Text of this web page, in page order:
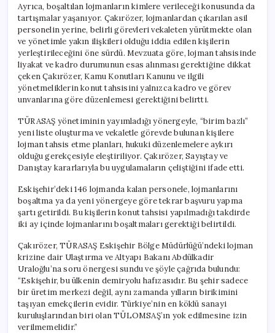
Ayrıca, boşaltılan lojmanların kimlere verileceği konusunda da
tartışmalar yaşanıyor. Çakırözer, lojmanlardan çıkarılan asil
personelin yerine, belirli görevleri vekaleten yürütmekte olan
ve yönetimle yakın ilişkileri olduğu iddia edilen kişilerin
yerleştirileceğini öne sürdü. Mevzuata göre, lojman tahsisinde
liyakat ve kadro durumunun esas alınması gerektiğine dikkat
çeken Çakırözer, Kamu Konutları Kanunu ve ilgili
yönetmeliklerin konut tahsisini yalnızca kadro ve görev
unvanlarına göre düzenlemesi gerektiğini belirtti.
TÜRASAŞ yönetiminin yayımladığı yönergeyle, “birim bazlı”
yeni liste oluşturma ve vekaletle görevde bulunan kişilere
lojman tahsis etme planları, hukuki düzenlemelere aykırı
olduğu gerekçesiyle eleştiriliyor. Çakırözer, Sayıştay ve
Danıştay kararlarıyla bu uygulamaların çeliştiğini ifade etti.
Eskişehir’deki 146 lojmanda kalan personele, lojmanlarını
boşaltma ya da yeni yönergeye göre tekrar başvuru yapma
şartı getirildi. Bu kişilerin konut tahsisi yapılmadığı takdirde
iki ay içinde lojmanlarını boşaltmaları gerektiği belirtildi.
Çakırözer, TÜRASAŞ Eskişehir Bölge Müdürlüğü’ndeki lojman
krizine dair Ulaştırma ve Altyapı Bakanı Abdülkadir
Uraloğlu’na soru önergesi sundu ve şöyle çağrıda bulundu:
“Eskişehir, bu ülkenin demiryolu hafızasıdır. Bu şehir sadece
bir üretim merkezi değil, aynı zamanda yılların birikimini
taşıyan emekçilerin evidir. Türkiye’nin en köklü sanayi
kuruluşlarından biri olan TÜLOMSAŞ’ın yok edilmesine izin
verilmemelidir.”